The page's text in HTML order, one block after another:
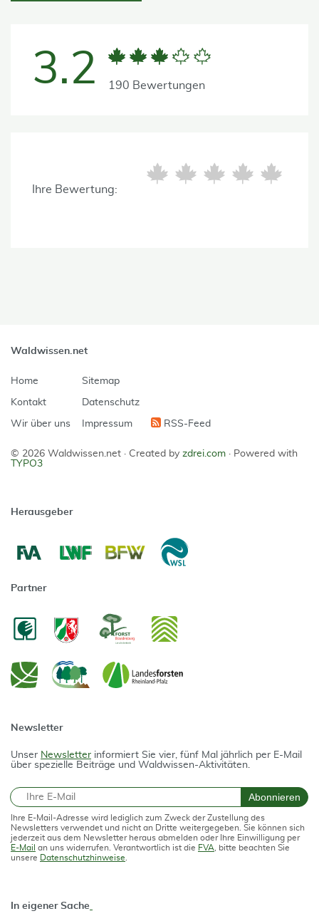
3.2 190 Bewertungen
Ihre Bewertung:
Waldwissen.net
Home
Kontakt
Wir über uns
Sitemap
Datenschutz
Impressum RSS-Feed
© 2026 Waldwissen.net · Created by zdrei.com · Powered with
TYPO3
Herausgeber
Partner
Newsletter
Unser Newsletter informiert Sie vier, fünf Mal jährlich per E-Mail
über spezielle Beiträge und Waldwissen-Aktivitäten.
E-Mail Abonnieren
Ihre E-Mail-Adresse wird lediglich zum Zweck der Zustellung des
Newsletters verwendet und nicht an Dritte weitergegeben. Sie können sich
jederzeit aus dem Newsletter heraus abmelden oder Ihre Einwilligung per
E-Mail an uns widerrufen. Verantwortlich ist die FVA , bitte beachten Sie
unsere Datenschutzhinweise
In eigener Sache